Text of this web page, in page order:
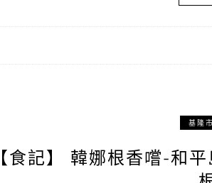
基隆
【食記】 韓娜根香嚐-和